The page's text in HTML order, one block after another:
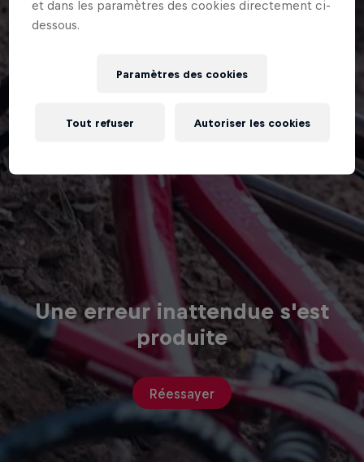
Une erreur inattendue s'est
produite
Réessayer
et dans les paramètres des cookies directement ci-
dessous.
Paramètres des cookies
Tout refuser Autoriser les cookies